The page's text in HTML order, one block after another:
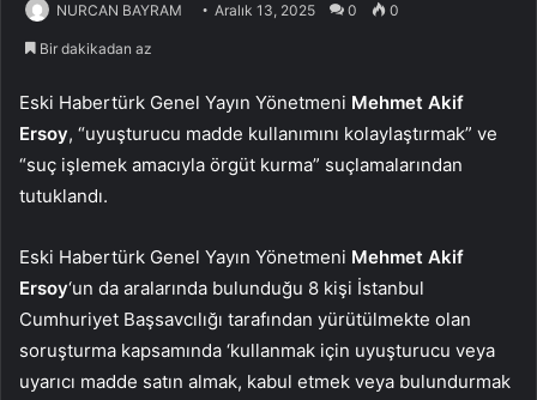
NURCAN BAYRAM Aralık 13, 2025 0 0
Bir dakikadan az
Eski Habertürk Genel Yayın Yönetmeni Mehmet Akif
Ersoy, “uyuşturucu madde kullanımını kolaylaştırmak” ve
“suç işlemek amacıyla örgüt kurma” suçlamalarından
tutuklandı.
Eski Habertürk Genel Yayın Yönetmeni Mehmet Akif
Ersoy‘un da aralarında bulunduğu 8 kişi İstanbul
Cumhuriyet Başsavcılığı tarafından yürütülmekte olan
soruşturma kapsamında ‘kullanmak için uyuşturucu veya
uyarıcı madde satın almak, kabul etmek veya bulundurmak